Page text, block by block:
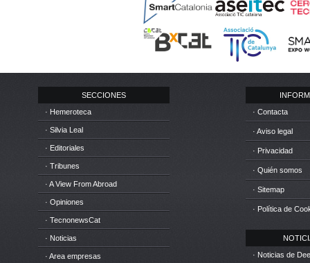
SECCIONES
· Hemeroteca
· Silvia Leal
· Editoriales
· Tribunes
· A View From Abroad
· Opiniones
· TecnonewsCat
· Noticias
· Area empresas
· Contacta
· Aviso legal
· Privacidad
· Quién somos
· Sitemap
· Política de
· Noticias de